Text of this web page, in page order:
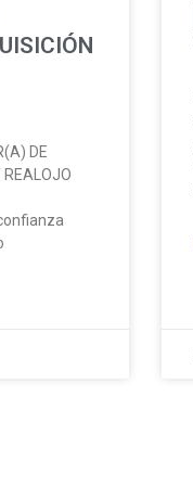
DE
REALOJO